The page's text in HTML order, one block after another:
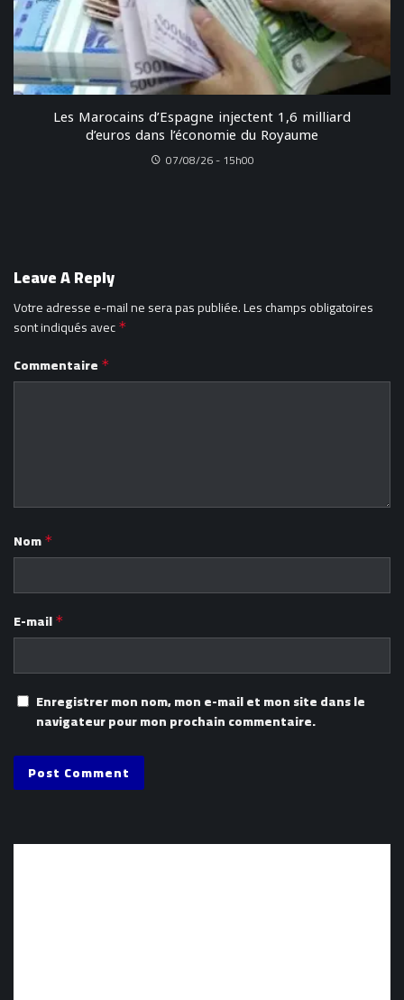
Les Marocains d’Espagne injectent 1,6 milliard
d’euros dans l’économie du Royaume
07/08/26 - 15h00
Leave A Reply
Votre adresse e-mail ne sera pas publiée.Les champs obligatoires
sont indiqués avec *
Commentaire *
Nom *
E-mail *
Enregistrer mon nom, mon e-mail et mon site dans le
navigateur pour mon prochain commentaire.